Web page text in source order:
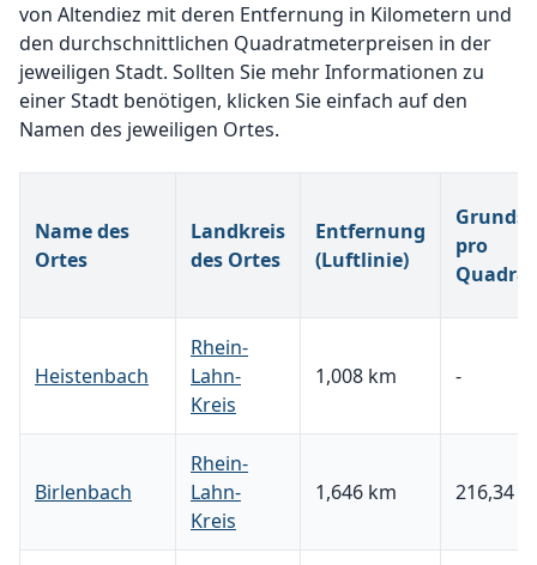
von Altendiez mit deren Entfernung in Kilometern und
den durchschnittlichen Quadratmeterpreisen in der
jeweiligen Stadt. Sollten Sie mehr Informationen zu
einer Stadt benötigen, klicken Sie einfach auf den
Namen des jeweiligen Ortes.
Name des
Ortes
Landkreis
des Ortes
Entfernung
(Luftlinie)
pro
Heistenbach
Rhein-
Lahn-
Kreis
1,008 km -
Birlenbach
Rhein-
Lahn-
Kreis
1,646 km 216,34 €